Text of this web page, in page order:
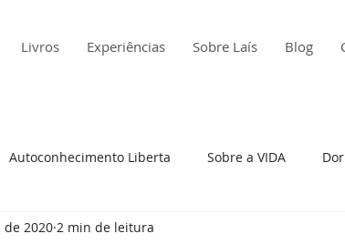
Livros Experiências Sobre Laís Blog
Autoconhecimento Liberta Sobre a VIDA
Histórias da Minha Vida
de 2020 2 min de leitura